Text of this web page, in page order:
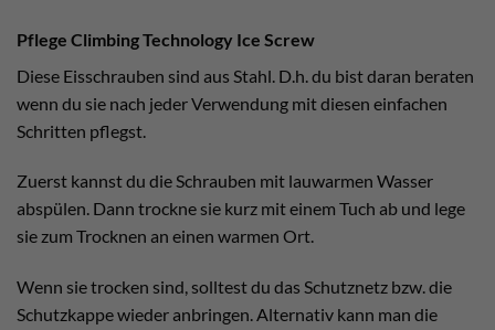
Pflege Climbing Technology Ice Screw
Diese Eisschrauben sind aus Stahl. D.h. du bist daran beraten
wenn du sie nach jeder Verwendung mit diesen einfachen
Schritten pflegst.
Zuerst kannst du die Schrauben mit lauwarmen Wasser
abspülen. Dann trockne sie kurz mit einem Tuch ab und lege
sie zum Trocknen an einen warmen Ort.
Wenn sie trocken sind, solltest du das Schutznetz bzw. die
Schutzkappe wieder anbringen. Alternativ kann man die